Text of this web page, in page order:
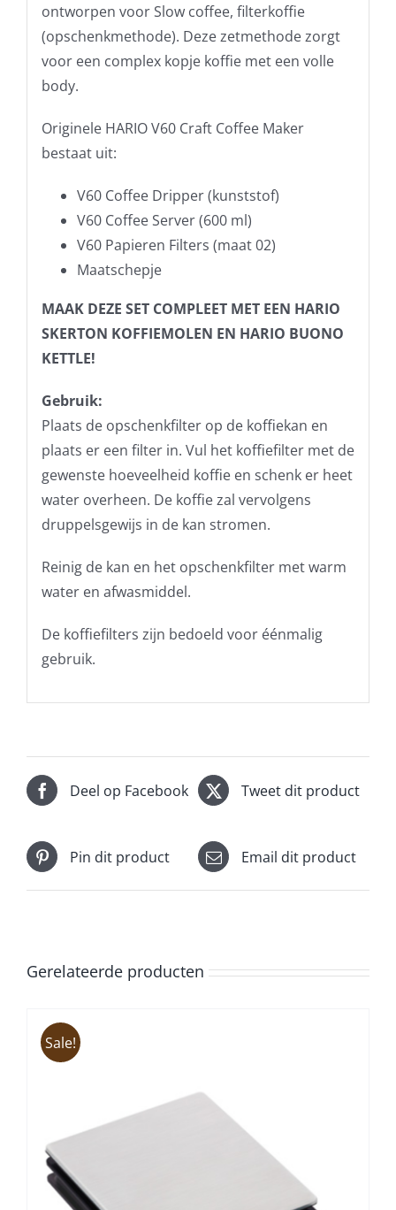
ontworpen voor Slow coffee, filterkoffie
(opschenkmethode). Deze zetmethode zorgt
voor een complex kopje koffie met een volle
body.
Originele HARIO V60 Craft Coffee Maker
bestaat uit:
V60 Coffee Dripper (kunststof)
V60 Coffee Server (600 ml)
V60 Papieren Filters (maat 02)
Maatschepje
MAAK DEZE SET COMPLEET MET EEN HARIO
SKERTON KOFFIEMOLEN EN HARIO BUONO
KETTLE!
Gebruik:
Plaats de opschenkfilter op de koffiekan en
plaats er een filter in. Vul het koffiefilter met de
gewenste hoeveelheid koffie en schenk er heet
water overheen. De koffie zal vervolgens
druppelsgewijs in de kan stromen.
Reinig de kan en het opschenkfilter met warm
water en afwasmiddel.
De koffiefilters zijn bedoeld voor éénmalig
gebruik.
Deel op Facebook Tweet dit product
Pin dit product Email dit product
Gerelateerde producten
Sale!